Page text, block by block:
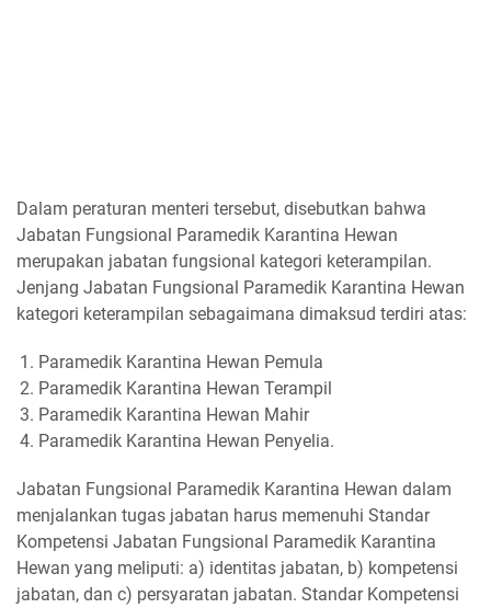
Dalam peraturan menteri tersebut, disebutkan bahwa
Jabatan Fungsional Paramedik Karantina Hewan
merupakan jabatan fungsional kategori keterampilan.
Jenjang Jabatan Fungsional Paramedik Karantina Hewan
kategori keterampilan sebagaimana dimaksud terdiri atas:
Paramedik Karantina Hewan Pemula
Paramedik Karantina Hewan Terampil
Paramedik Karantina Hewan Mahir
Paramedik Karantina Hewan Penyelia.
Jabatan Fungsional Paramedik Karantina Hewan dalam
menjalankan tugas jabatan harus memenuhi Standar
Kompetensi Jabatan Fungsional Paramedik Karantina
Hewan yang meliputi: a) identitas jabatan, b) kompetensi
jabatan, dan c) persyaratan jabatan. Standar Kompetensi